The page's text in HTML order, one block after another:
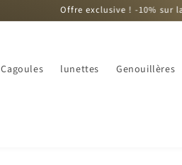
Offre exclusive ! -10% sur la
Cagoules lunettes Genouillères